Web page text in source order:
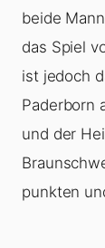
beide
das Spiel
ist jedoch
Paderborn
und der
punkten